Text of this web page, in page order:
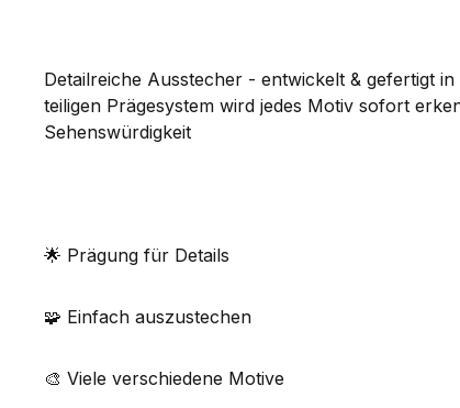
Detailreiche Ausstecher - entwickelt & gefertigt
teiligen Prägesystem wird jedes Motiv sofort
Sehenswürdigkeit
🌟 Prägung für Details
🧩 Einfach auszustechen
🎨 Viele verschiedene Motive